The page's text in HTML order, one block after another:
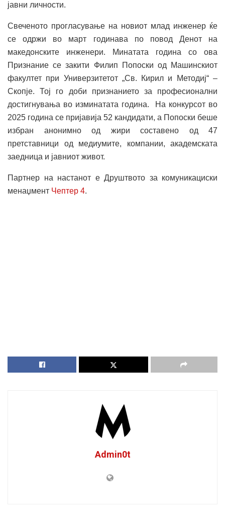
јавни личности.
Свеченото прогласување на новиот млад инженер ќе
се одржи во март годинава по повод Денот на
македонските инженери. Минатата година со ова
Признание се закити Филип Попоски од Машинскиот
факултет при Универзитетот „Св. Кирил и Методиј“ –
Скопје. Тој го доби признанието за професионални
достигнувања во изминатата година. На конкурсот во
2025 година се пријавија 52 кандидати, а Попоски беше
избран анонимно од жири составено од 47
претставници од медиумите, компании, академската
заедница и јавниот живот.
Партнер на настанот е Друштвото за комуникациски
менаџмент Чептер 4.
Admin0t